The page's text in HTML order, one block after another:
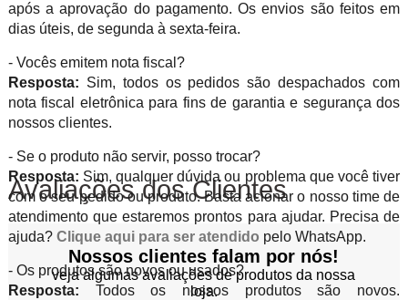
após a aprovação do pagamento. Os envios são feitos em
dias úteis, de segunda à sexta-feira.
- Vocês emitem nota fiscal?
Resposta: Sim, todos os pedidos são despachados com
nota fiscal eletrônica para fins de garantia e segurança dos
nossos clientes.
- Se o produto não servir, posso trocar?
Resposta: Sim, qualquer dúvida ou problema que você tiver
com o seu pedido ou produto. Basta acionar o nosso time de
atendimento que estaremos prontos para ajudar. Precisa de
ajuda? Clique aqui para ser atendido pelo WhatsApp.
- Os produtos são novos ou usados?
Resposta: Todos os nossos produtos são novos.
Avaliações dos Clientes
Nossos clientes falam por nós!
veja algumas avaliações de produtos da nossa
loja.